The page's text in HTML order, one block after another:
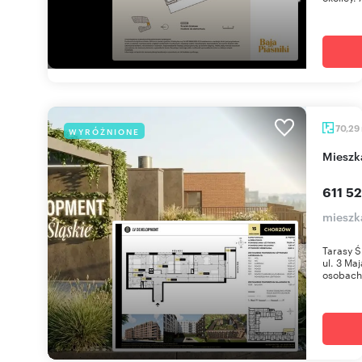
WYRÓŻNIONE 70,29
611
Tarasy
ul. 3